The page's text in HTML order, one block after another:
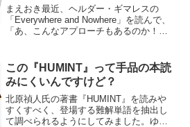
まえおき最近、ヘルダー・ギマレスの
「Everywhere and Nowhere」を読んで、
「あ、こんなアプローチもあるのか！」
直ちょっと手間。だからなのか、実際に
演じ...
この『HUMINT』って手品の本読
みにくいんですけど？
北原禎人氏の著書『HUMINT』を読みや
すくすべく、登場する難解単語を抽出し
て調べられるようにしてみました。ゆき